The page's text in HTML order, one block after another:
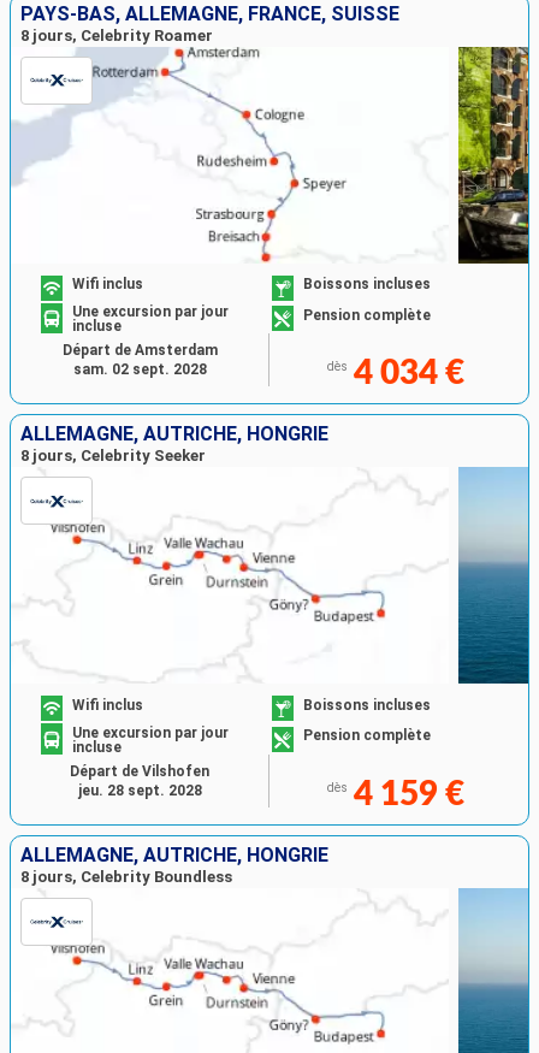
PAYS-BAS, ALLEMAGNE, FRANCE, SUISSE
8 jours, Celebrity Roamer
Wifi inclus
Boissons incluses
Une excursion par jour
incluse
Pension complète
dès 4 034 €
Départ de Amsterdam
sam. 02 sept. 2028
ALLEMAGNE, AUTRICHE, HONGRIE
8 jours, Celebrity Seeker
Wifi inclus
Boissons incluses
Une excursion par jour
incluse
Pension complète
dès 4 159 €
Départ de Vilshofen
jeu. 28 sept. 2028
ALLEMAGNE, AUTRICHE, HONGRIE
8 jours, Celebrity Boundless